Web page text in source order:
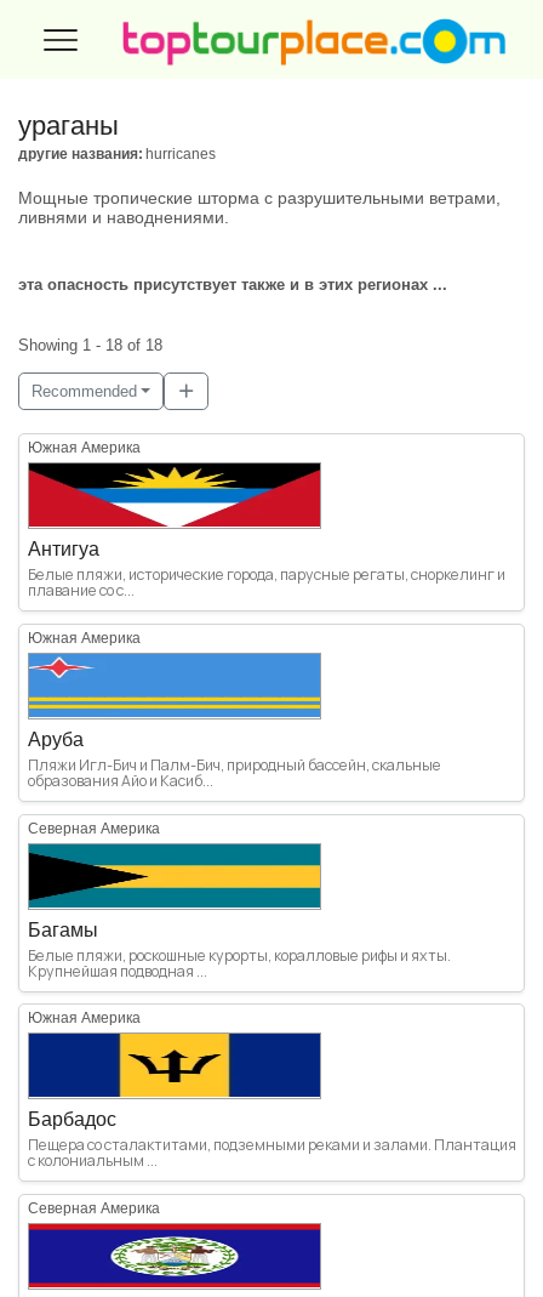
ураганы
другие названия: hurricanes
Мощные тропические шторма с разрушительными ветрами,
ливнями и наводнениями.
эта опасность присутствует также и в этих регионах ...
Showing 1 - 18 of 18
Recommended
Южная Америка
Антигуа
Белые пляжи, исторические города, парусные регаты, сноркелинг и
плавание со с...
Южная Америка
Аруба
Пляжи Игл-Бич и Палм-Бич, природный бассейн, скальные
образования Айо и Касиб...
Северная Америка
Багамы
Белые пляжи, роскошные курорты, коралловые рифы и яхты.
Крупнейшая подводная ...
Южная Америка
Барбадос
Пещера со сталактитами, подземными реками и залами. Плантация
с колониальным ...
Северная Америка